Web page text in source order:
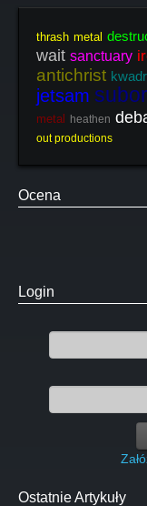
thrash metal
wait sanctuary
antichrist
jetsam
metal
heathen
out productions
Ocena
Login
Ostatnie Artykuły